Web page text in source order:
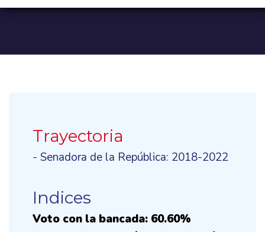
Trayectoria
- Senadora de la República: 2018-2022
Indices
Voto con la bancada: 60.60%